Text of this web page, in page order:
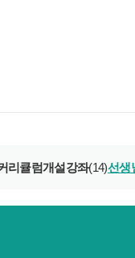
리큘럼개설강좌(14)선생